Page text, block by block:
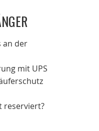
an der
mit UPS
reserviert?